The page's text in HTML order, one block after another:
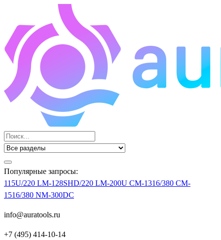
Популярные запросы:
115U/220 LM-128SHD/220 LM-200U CM-1316/380 CM-
1516/380 NM-300DC
info@auratools.ru
+7 (495) 414-10-14